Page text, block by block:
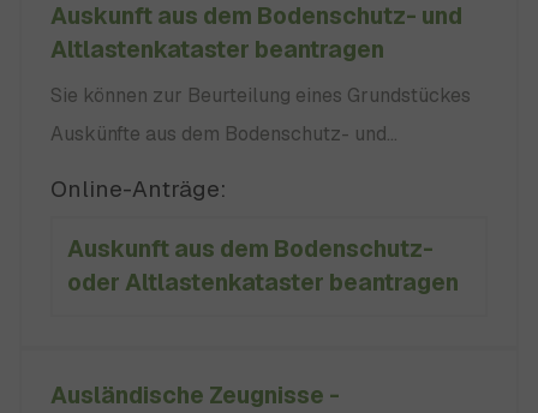
Auskunft aus dem Bodenschutz- und
Altlastenkataster beantragen
Sie können zur Beurteilung eines Grundstückes
Auskünfte aus dem Bodenschutz- und
beziehungsweise "Verdachtsflächen" und
"schädliche Bodenveränderungen" bezeichnen:
Online-Anträge:
Auskunft aus dem Bodenschutz-
oder Altlastenkataster beantragen
Ausländische Zeugnisse -